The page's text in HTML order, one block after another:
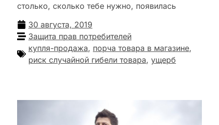
столько, сколько тебе нужно, появилась
30 августа, 2019
Защита прав потребителей
купля-продажа, порча товара в магазине,
риск случайной гибели товара, ущерб